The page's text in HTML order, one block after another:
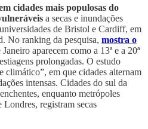
cidades mais populosas do
a secas e inundações
de Bristol e Cardiff, em
No ranking da pesquisa, mostra o
aparecem como a 13ª e a 20ª
prolongadas. O estudo
climático”, em que cidades alternam
intensas. Cidades do sul da
enquanto metrópoles
registram secas